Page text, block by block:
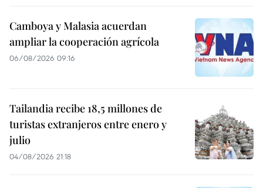
Camboya y Malasia acuerdan
ampliar la cooperación agrícola
06/08/2026 09:16
Tailandia recibe 18,5 millones de
turistas extranjeros entre enero y
julio
04/08/2026 21:18